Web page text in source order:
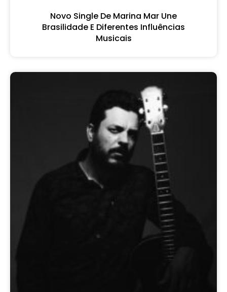
Novo Single De Marina Mar Une
Brasilidade E Diferentes Influências
Musicais